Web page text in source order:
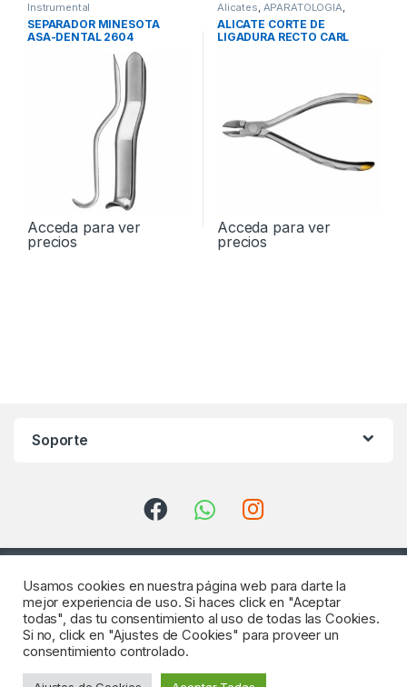
Instrumental
SEPARADOR MINESOTA
ASA-DENTAL 2604
Acceda para ver
precios
Alicates, APARATOLOGIA,
Instrumental
ALICATE CORTE DE
LIGADURA RECTO CARL
Acceda para ver
precios
Soporte
¿Consultas? Llámenos
Usamos cookies en nuestra página web para darte la
mejor experiencia de uso. Si haces click en "Aceptar
todas", das tu consentimiento al uso de todas las Cookies.
Si no, click en "Ajustes de Cookies" para proveer un
consentimiento controlado.